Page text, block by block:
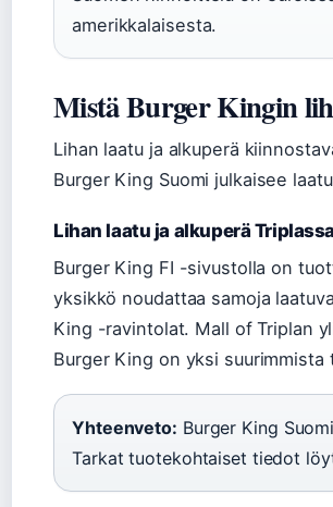
amerikkalaisesta.
Mistä Burger Kingin
Lihan laatu ja alkuperä
Burger King Suomi julkaisee
Lihan laatu ja alkuperä Triplassa
Burger King FI -sivustolla on
yksikkö noudattaa samoja
King -ravintolat. Mall of Triplan
Burger King on yksi suurimmista
Yhteenveto: Burger King
Tarkat tuotekohtaiset tiedot